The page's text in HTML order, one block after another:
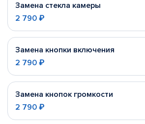
Замена стекла камеры
2 790 ₽
Замена кнопки включения
2 790 ₽
Замена кнопок громкости
2 790 ₽